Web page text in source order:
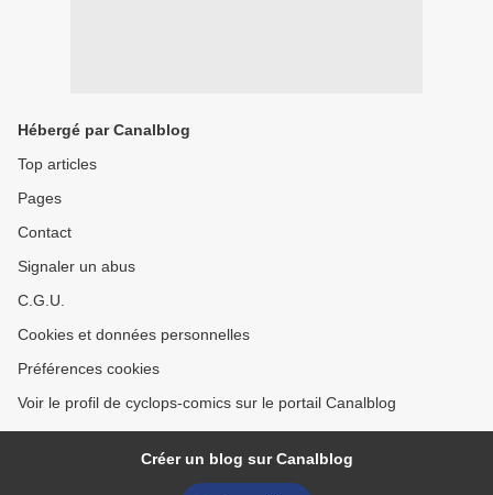
Hébergé par Canalblog
Top articles
Pages
Contact
Signaler un abus
C.G.U.
Cookies et données personnelles
Préférences cookies
Voir le profil de cyclops-comics sur le portail Canalblog
Créer un blog sur Canalblog